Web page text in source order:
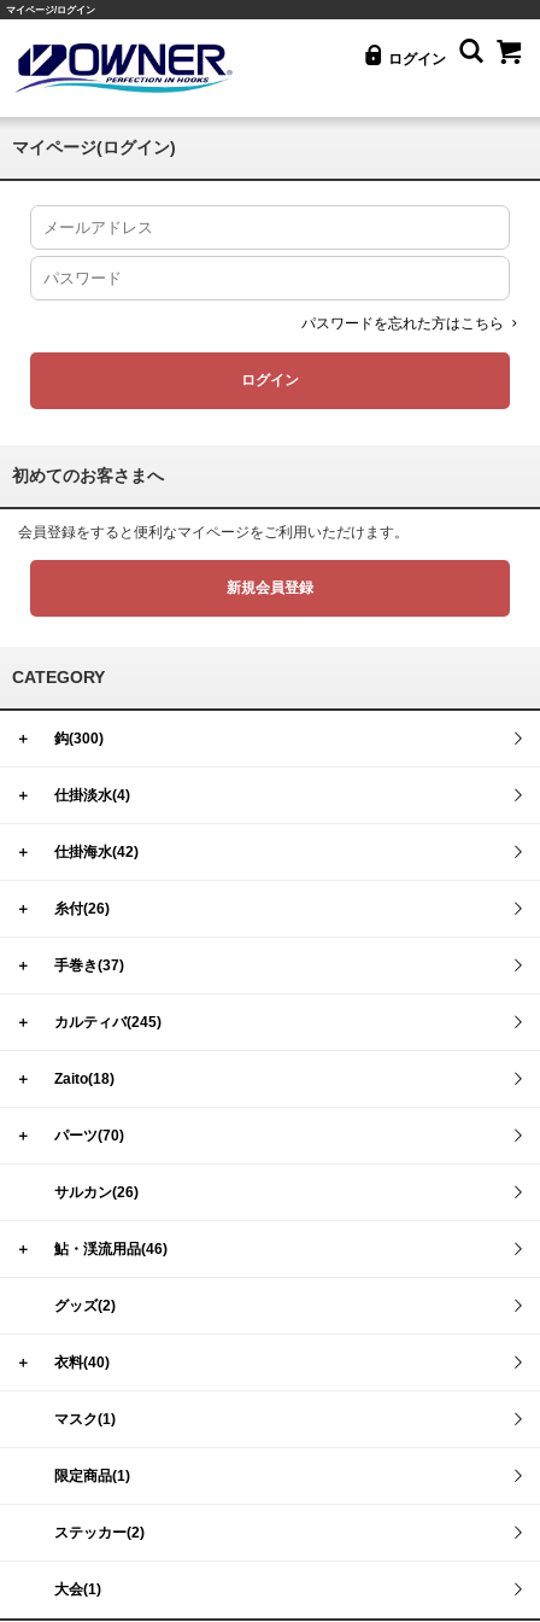
マイページ/ログイン
ログイン
マイページ(ログイン)
パスワードを忘れた方はこちら
初めてのお客さまへ
会員登録をすると便利なマイページをご利用いただけます。
新規会員登録
CATEGORY
＋ 鈎(300)
＋ 仕掛淡水(4)
＋ 仕掛海水(42)
＋ 糸付(26)
＋ 手巻き(37)
＋ カルティバ(245)
＋ Zaito(18)
＋ パーツ(70)
サルカン(26)
＋ 鮎・渓流用品(46)
グッズ(2)
＋ 衣料(40)
マスク(1)
限定商品(1)
ステッカー(2)
大会(1)